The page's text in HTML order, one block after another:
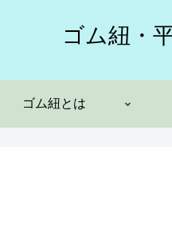
ゴム紐・
ゴム紐とは